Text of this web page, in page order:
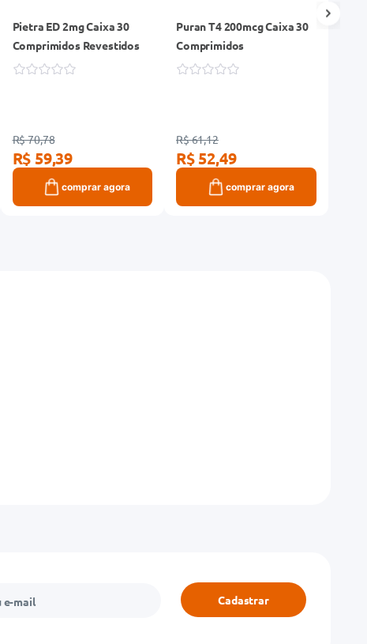
Pietra ED 2mg Caixa 30
Comprimidos Revestidos
R$ 70,78
R$ 59,39
comprar agora
Puran T4 200mcg Caixa 30
Comprimidos
R$ 61,12
R$ 52,49
comprar agora
Cadastrar